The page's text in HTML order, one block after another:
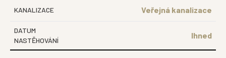
KANALIZACE Veřejná kanalizace
DATUM
NASTĚHOVÁNÍ
Ihned